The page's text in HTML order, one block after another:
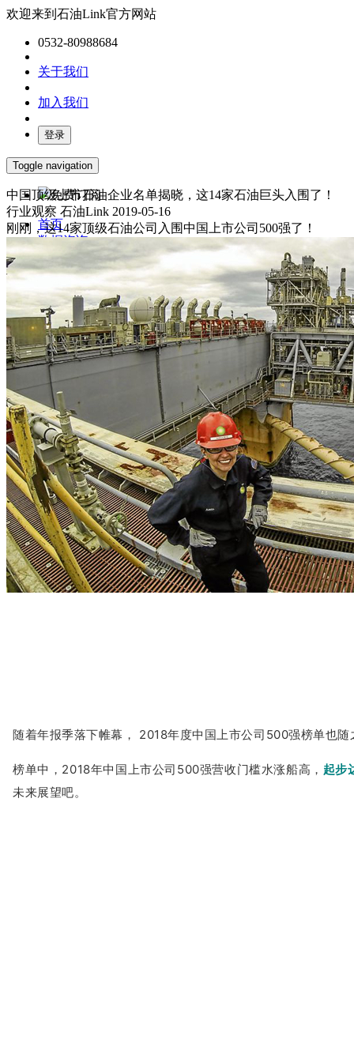
欢迎来到石油Link官方网站
0532-80988684
关于我们
加入我们
登录
Toggle navigation
免费订阅
首页
数据咨询
媒体服务
产业报告
油气数字化
中国顶级上市石油企业名单揭晓，这14家石油巨头入围了！
行业观察 石油Link 2019-05-16
刚刚，这14家顶级石油公司入围中国上市公司500强了！
随着年报季落下帷幕， 2018年度中国上市公司500强榜单也随
榜单中，2018年中国上市公司500强营收门槛水涨船高， 起步
未来展望吧。